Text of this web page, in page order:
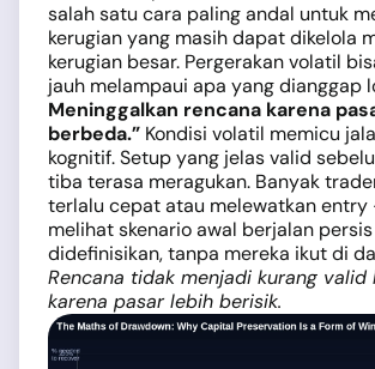
salah satu cara paling andal untuk
kerugian yang masih dapat dikelola
kerugian besar. Pergerakan volatil
jauh melampaui apa yang dianggap
Meninggalkan rencana karena
berbeda.” Kondisi volatil memicu
kognitif. Setup yang jelas valid
tiba terasa meragukan. Banyak
terlalu cepat atau melewatkan entry
melihat skenario awal berjalan
didefinisikan, tanpa mereka ikut di
Rencana tidak menjadi kurang valid
karena pasar lebih berisik.